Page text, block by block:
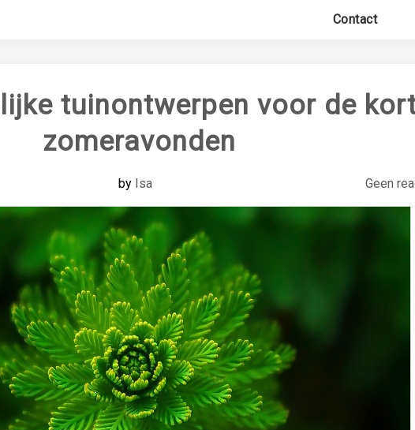
Contact
tuinontwerpen voor de
zomeravonden
by Isa Geen